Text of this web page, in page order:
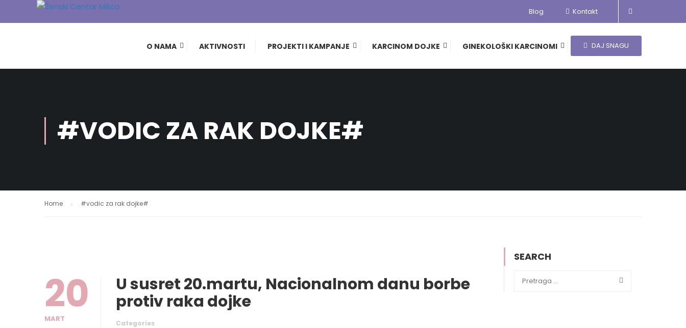
Blog Kontakt
O NAMA AKTIVNOSTI PROJEKTI I KAMPANJE KARCINOM DOJKE GINEKOLOŠKI KARCINOMI DAJ SNAGU
#VODIC ZA RAK DOJKE#
Home #vodic za rak dojke#
20
MART
U susret 20.martu, Nacionalnom danu borbe
protiv raka dojke
Categories
SEARCH